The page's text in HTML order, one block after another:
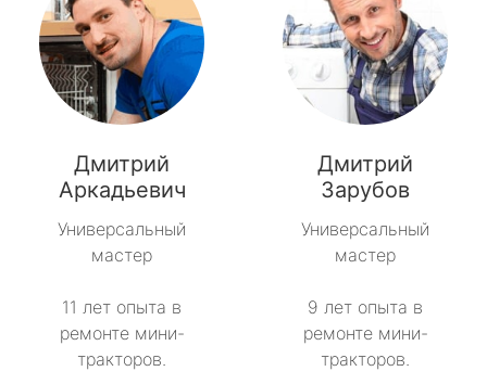
Дмитрий
Аркадьевич
Универсальный
мастер
11 лет опыта в
ремонте мини-
тракторов.
Дмитрий
Зарубов
Универсальный
мастер
9 лет опыта в
ремонте мини-
тракторов.